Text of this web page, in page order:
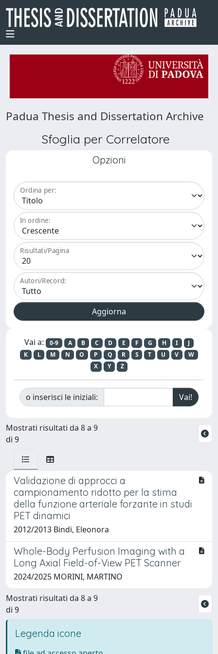
Padua Thesis and Dissertation Archive
Sfoglia per Correlatore
Opzioni
Ordina per:
In ordine:
Risultati/Pagina
Autori/Record:
Vai a: 0-9 A B C D E F G H I
J
K
L M N O P Q R S T U V
W
X
Y Z
o inserisci le iniziali:
Mostrati risultati da 8 a 9
di 9
Validazione di approcci a
campionamento ridotto per la stima
della funzione arteriale forzante in studi
PET dinamici
2012/2013 Bindi, Eleonora
Whole-Body Perfusion Imaging with a
Long Axial Field-of-View PET Scanner
2024/2025 MORINI, MARTINO
Mostrati risultati da 8 a 9
di 9
Legenda icone